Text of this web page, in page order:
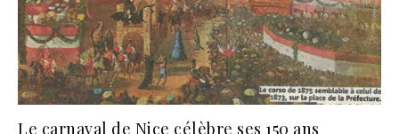
Le carnaval de Nice célèbre ses 150 ans